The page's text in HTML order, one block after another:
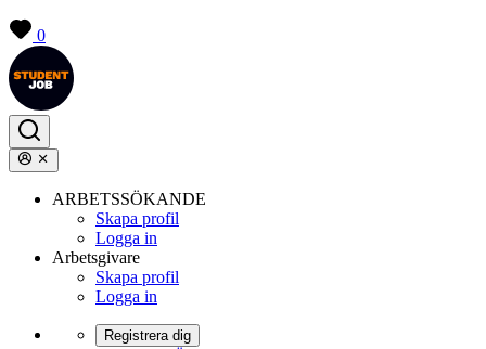
0
ARBETSSÖKANDE
Skapa profil
Logga in
Arbetsgivare
Skapa profil
Logga in
Registrera dig